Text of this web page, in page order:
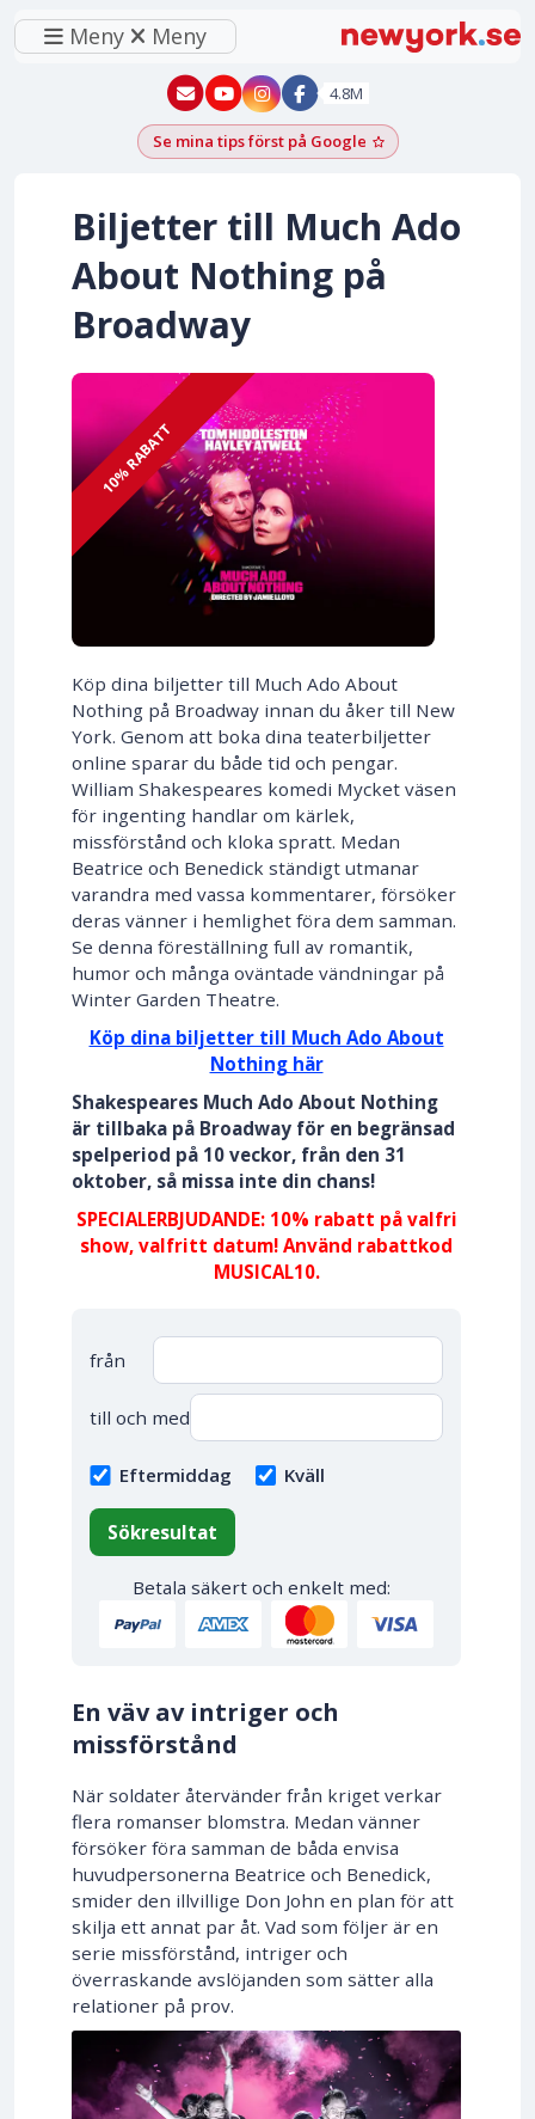
Meny Meny
New York - YouTube
New York - Instagram
4.8M
Se mina tips först på GoogleLägg till som
Biljetter till Much Ado
About Nothing på
Broadway
10% RABATT
Köp dina biljetter till Much Ado About
Nothing på Broadway innan du åker till New
York. Genom att boka dina teaterbiljetter
online sparar du både tid och pengar.
William Shakespeares komedi Mycket väsen
för ingenting handlar om kärlek,
missförstånd och kloka spratt. Medan
Beatrice och Benedick ständigt utmanar
varandra med vassa kommentarer, försöker
deras vänner i hemlighet föra dem samman.
Se denna föreställning full av romantik,
humor och många oväntade vändningar på
Winter Garden Theatre.
Köp dina biljetter till Much Ado About
Nothing här
Shakespeares Much Ado About Nothing
är tillbaka på Broadway för en begränsad
spelperiod på 10 veckor, från den 31
oktober, så missa inte din chans!
SPECIALERBJUDANDE: 10% rabatt på valfri
show, valfritt datum! Använd rabattkod
MUSICAL10.
Eftermiddag Kväll
från
till och med
Sökresultat
Betala säkert och enkelt med:
En väv av intriger och
missförstånd
När soldater återvänder från kriget verkar
flera romanser blomstra. Medan vänner
försöker föra samman de båda envisa
huvudpersonerna Beatrice och Benedick,
smider den illvillige Don John en plan för att
skilja ett annat par åt. Vad som följer är en
serie missförstånd, intriger och
överraskande avslöjanden som sätter alla
relationer på prov.